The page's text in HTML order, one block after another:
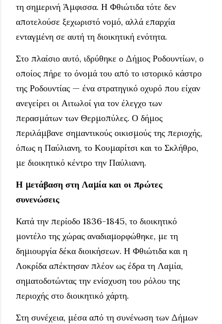
τη σημερινή Άμφισσα. Η Φθιώτιδα τότε δεν
αποτελούσε ξεχωριστό νομό, αλλά επαρχία
ενταγμένη σε αυτή τη διοικητική ενότητα.
Στο πλαίσιο αυτό, ιδρύθηκε ο Δήμος Ροδουντίων, ο
οποίος πήρε το όνομά του από το ιστορικό κάστρο
της Ροδουντίας — ένα στρατηγικό οχυρό που είχαν
ανεγείρει οι Αιτωλοί για τον έλεγχο των
περασμάτων των Θερμοπύλες. Ο δήμος
περιλάμβανε σημαντικούς οικισμούς της περιοχής,
όπως η Παύλιανη, το Κουμαρίτσι και το Σκλήθρο,
με διοικητικό κέντρο την Παύλιανη.
Η μετάβαση στη Λαμία και οι πρώτες
συνενώσεις
Κατά την περίοδο 1836-1845, το διοικητικό
μοντέλο της χώρας αναδιαμορφώθηκε, με τη
δημιουργία δέκα διοικήσεων. Η Φθιώτιδα και η
Λοκρίδα απέκτησαν πλέον ως έδρα τη Λαμία,
σηματοδοτώντας την ενίσχυση του ρόλου της
περιοχής στο διοικητικό χάρτη.
Στη συνέχεια, μέσα από τη συνένωση των Δήμων